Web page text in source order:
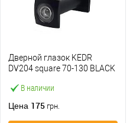
В наличии
Дверной глазок KEDR
DV204 square 70-130 BLACK
Цена 175 грн.